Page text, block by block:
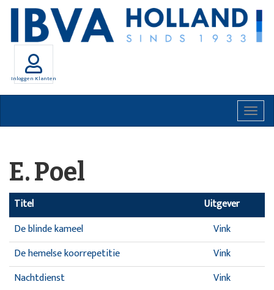
Inloggen Klanten
E. Poel
Titel
Uitgever
De blinde kameel
Vink
De hemelse koorrepetitie
Vink
Nachtdienst
Vink